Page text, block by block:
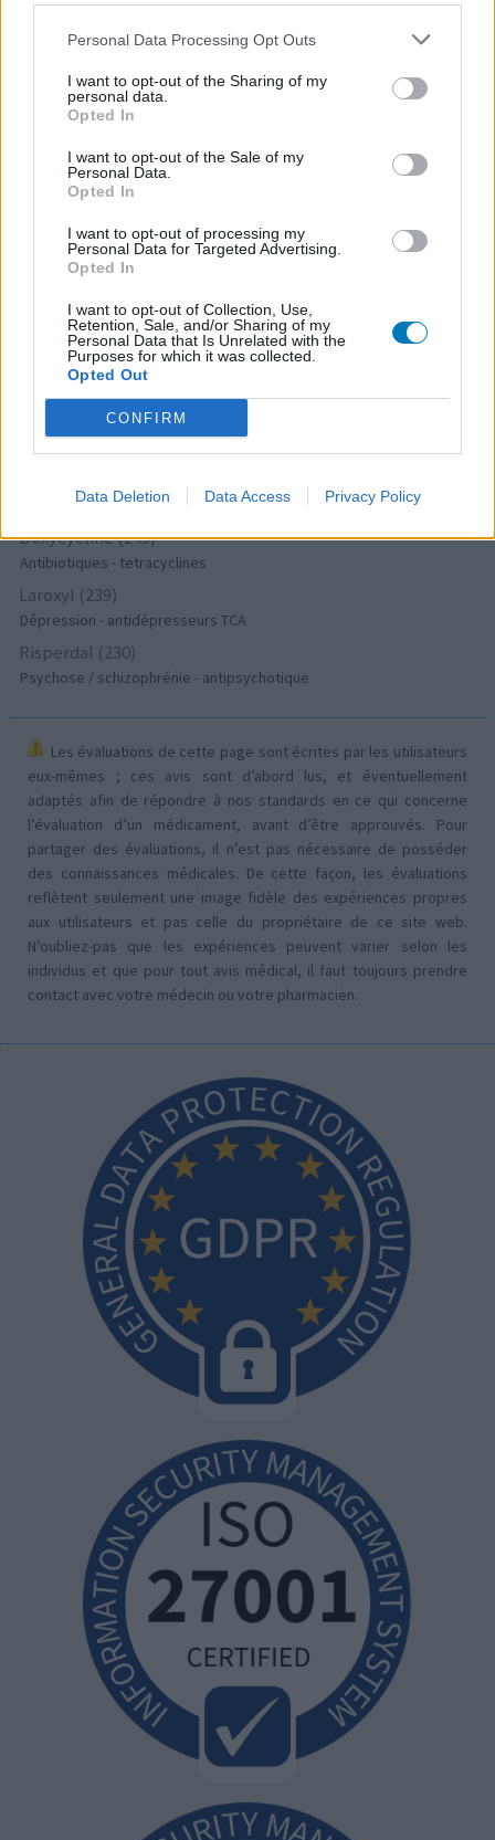
Personal Data Processing Opt Outs
I want to opt-out of the Sharing of my
personal data.
Opted In
I want to opt-out of the Sale of my
Personal Data.
Opted In
I want to opt-out of processing my
Personal Data for Targeted Advertising.
Opted In
I want to opt-out of Collection, Use,
Retention, Sale, and/or Sharing of my
Personal Data that Is Unrelated with the
Purposes for which it was collected.
Opted Out
CONFIRM
Data Deletion Data Access Privacy Policy
Cholestérol
Bisoprolol (299)
Tension artérielle - beta bloquant
Tension artérielle - beta bloquant
Abilify (289)
Victoza (261)
Diabètes - médicaments oraux
Cerazette (259)
Contraception - autre
Concerta (252)
Roaccutane (245)
Epilepsie
Doxycycline (243)
Antibiotiques - tetracyclines
Laroxyl (239)
Dépression - antidépresseurs TCA
Risperdal (230)
Psychose / schizophrénie - antipsychotique
Les évaluations de cette page sont écrites par les utilisateurs
eux-mêmes ; ces avis sont d’abord lus, et éventuellement
adaptés afin de répondre à nos standards en ce qui concerne
l’évaluation d’un médicament, avant d’être approuvés. Pour
partager des évaluations, il n’est pas nécessaire de posséder
des connaissances médicales. De cette façon, les évaluations
reflètent seulement une image fidèle des expériences propres
aux utilisateurs et pas celle du propriétaire de ce site web.
N’oubliez-pas que les expériences peuvent varier selon les
individus et que pour tout avis médical, il faut toujours prendre
contact avec votre médecin ou votre pharmacien.